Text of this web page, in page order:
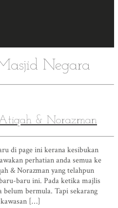
Negara
& Norazman
di page ini kerana kesibukan
perhatian anda semua ke
& Norazman yang telahpun
baru ini. Pada ketika majlis
belum bermula. Tapi sekarang
[…]